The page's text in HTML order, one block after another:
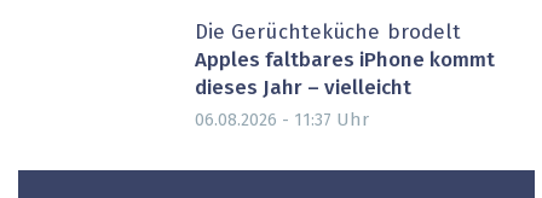
Die Gerüchteküche brodelt
Apples faltbares iPhone kommt
dieses Jahr – vielleicht
06.08.2026 - 11:37 Uhr